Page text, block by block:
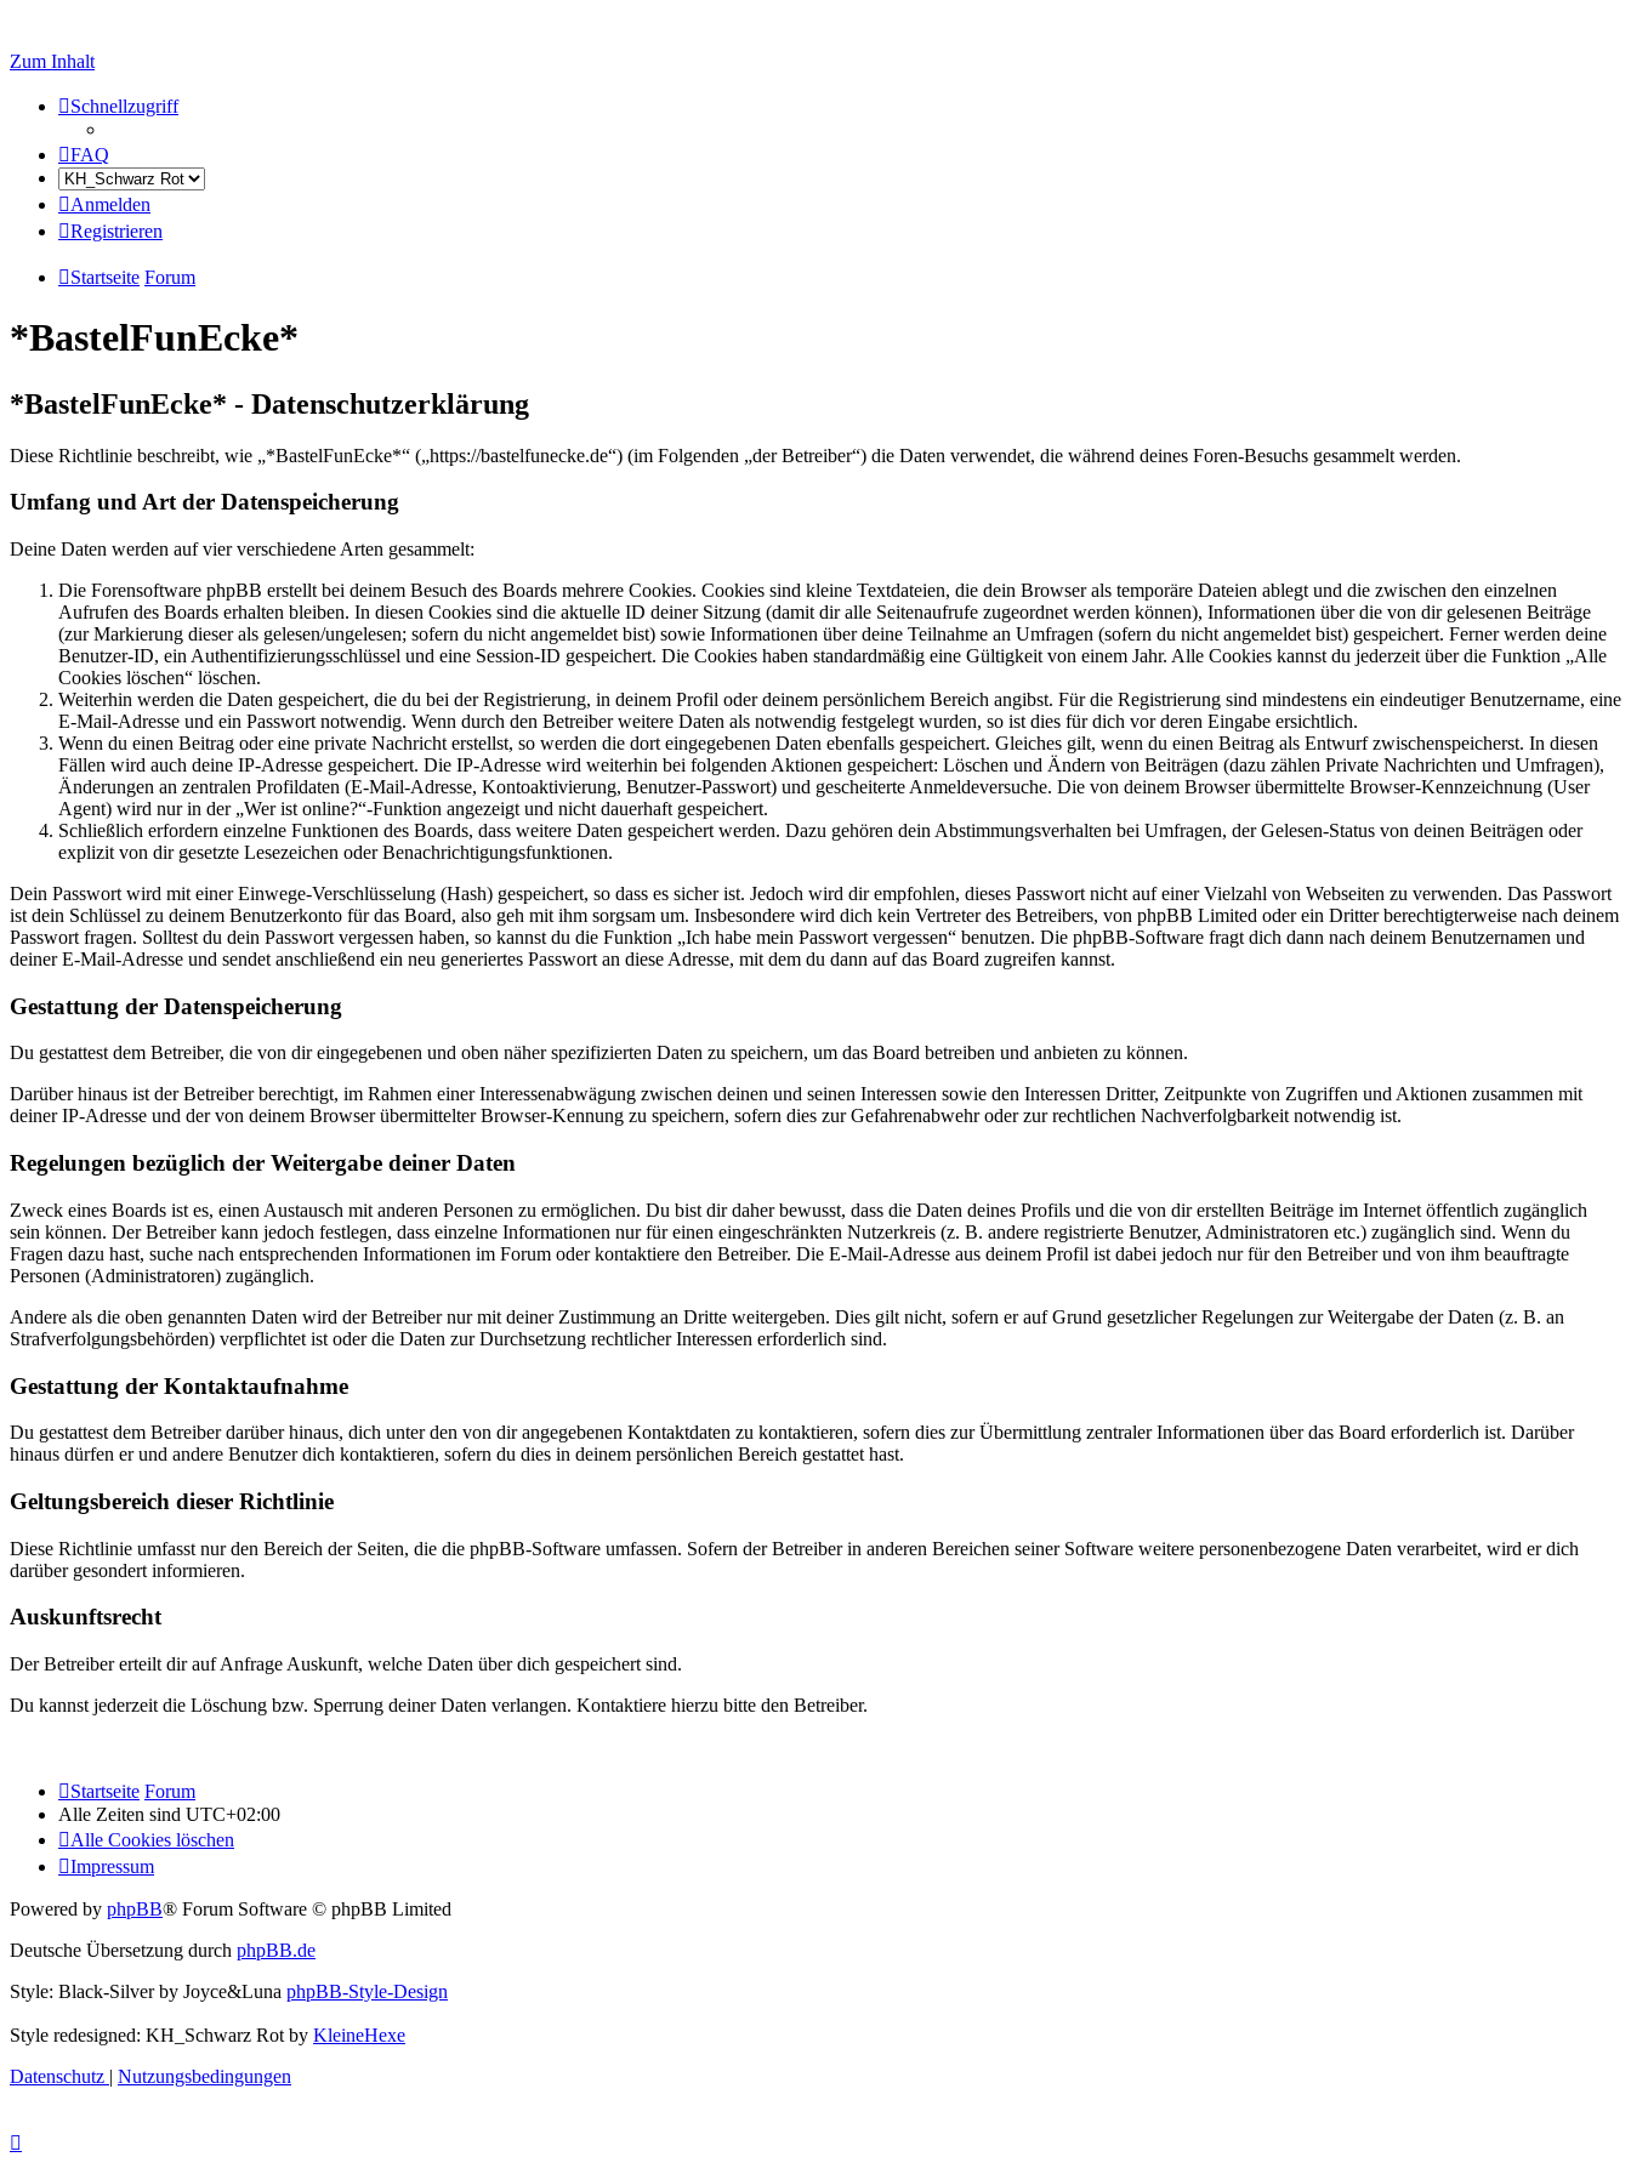
Zum Inhalt
Schnellzugriff
FAQ
Anmelden
Registrieren
Startseite Forum
*BastelFunEcke*
*BastelFunEcke* - Datenschutzerklärung
Diese Richtlinie beschreibt, wie „*BastelFunEcke*“ („https://bastelfunecke.de“) (im Folgenden „der Betreiber“) die Daten verwendet, die während deines Foren-Besuchs gesammelt werden.
Umfang und Art der Datenspeicherung
Deine Daten werden auf vier verschiedene Arten gesammelt:
Die Forensoftware phpBB erstellt bei deinem Besuch des Boards mehrere Cookies. Cookies sind kleine Textdateien, die dein Browser als temporäre Dateien ablegt und die zwischen den einzelnen
Aufrufen des Boards erhalten bleiben. In diesen Cookies sind die aktuelle ID deiner Sitzung (damit dir alle Seitenaufrufe zugeordnet werden können), Informationen über die von dir gelesenen Beiträge
(zur Markierung dieser als gelesen/ungelesen; sofern du nicht angemeldet bist) sowie Informationen über deine Teilnahme an Umfragen (sofern du nicht angemeldet bist) gespeichert. Ferner werden deine
Benutzer-ID, ein Authentifizierungsschlüssel und eine Session-ID gespeichert. Die Cookies haben standardmäßig eine Gültigkeit von einem Jahr. Alle Cookies kannst du jederzeit über die Funktion „Alle
Cookies löschen“ löschen.
Weiterhin werden die Daten gespeichert, die du bei der Registrierung, in deinem Profil oder deinem persönlichem Bereich angibst. Für die Registrierung sind mindestens ein eindeutiger Benutzername, eine
E-Mail-Adresse und ein Passwort notwendig. Wenn durch den Betreiber weitere Daten als notwendig festgelegt wurden, so ist dies für dich vor deren Eingabe ersichtlich.
Wenn du einen Beitrag oder eine private Nachricht erstellst, so werden die dort eingegebenen Daten ebenfalls gespeichert. Gleiches gilt, wenn du einen Beitrag als Entwurf zwischenspeicherst. In diesen
Fällen wird auch deine IP-Adresse gespeichert. Die IP-Adresse wird weiterhin bei folgenden Aktionen gespeichert: Löschen und Ändern von Beiträgen (dazu zählen Private Nachrichten und Umfragen),
Änderungen an zentralen Profildaten (E-Mail-Adresse, Kontoaktivierung, Benutzer-Passwort) und gescheiterte Anmeldeversuche. Die von deinem Browser übermittelte Browser-Kennzeichnung (User
Agent) wird nur in der „Wer ist online?“-Funktion angezeigt und nicht dauerhaft gespeichert.
Schließlich erfordern einzelne Funktionen des Boards, dass weitere Daten gespeichert werden. Dazu gehören dein Abstimmungsverhalten bei Umfragen, der Gelesen-Status von deinen Beiträgen oder
explizit von dir gesetzte Lesezeichen oder Benachrichtigungsfunktionen.
Dein Passwort wird mit einer Einwege-Verschlüsselung (Hash) gespeichert, so dass es sicher ist. Jedoch wird dir empfohlen, dieses Passwort nicht auf einer Vielzahl von Webseiten zu verwenden. Das Passwort
ist dein Schlüssel zu deinem Benutzerkonto für das Board, also geh mit ihm sorgsam um. Insbesondere wird dich kein Vertreter des Betreibers, von phpBB Limited oder ein Dritter berechtigterweise nach deinem
Passwort fragen. Solltest du dein Passwort vergessen haben, so kannst du die Funktion „Ich habe mein Passwort vergessen“ benutzen. Die phpBB-Software fragt dich dann nach deinem Benutzernamen und
deiner E-Mail-Adresse und sendet anschließend ein neu generiertes Passwort an diese Adresse, mit dem du dann auf das Board zugreifen kannst.
Gestattung der Datenspeicherung
Du gestattest dem Betreiber, die von dir eingegebenen und oben näher spezifizierten Daten zu speichern, um das Board betreiben und anbieten zu können.
Darüber hinaus ist der Betreiber berechtigt, im Rahmen einer Interessenabwägung zwischen deinen und seinen Interessen sowie den Interessen Dritter, Zeitpunkte von Zugriffen und Aktionen zusammen mit
deiner IP-Adresse und der von deinem Browser übermittelter Browser-Kennung zu speichern, sofern dies zur Gefahrenabwehr oder zur rechtlichen Nachverfolgbarkeit notwendig ist.
Regelungen bezüglich der Weitergabe deiner Daten
Zweck eines Boards ist es, einen Austausch mit anderen Personen zu ermöglichen. Du bist dir daher bewusst, dass die Daten deines Profils und die von dir erstellten Beiträge im Internet öffentlich zugänglich
sein können. Der Betreiber kann jedoch festlegen, dass einzelne Informationen nur für einen eingeschränkten Nutzerkreis (z. B. andere registrierte Benutzer, Administratoren etc.) zugänglich sind. Wenn du
Fragen dazu hast, suche nach entsprechenden Informationen im Forum oder kontaktiere den Betreiber. Die E-Mail-Adresse aus deinem Profil ist dabei jedoch nur für den Betreiber und von ihm beauftragte
Personen (Administratoren) zugänglich.
Andere als die oben genannten Daten wird der Betreiber nur mit deiner Zustimmung an Dritte weitergeben. Dies gilt nicht, sofern er auf Grund gesetzlicher Regelungen zur Weitergabe der Daten (z. B. an
Strafverfolgungsbehörden) verpflichtet ist oder die Daten zur Durchsetzung rechtlicher Interessen erforderlich sind.
Gestattung der Kontaktaufnahme
Du gestattest dem Betreiber darüber hinaus, dich unter den von dir angegebenen Kontaktdaten zu kontaktieren, sofern dies zur Übermittlung zentraler Informationen über das Board erforderlich ist. Darüber
hinaus dürfen er und andere Benutzer dich kontaktieren, sofern du dies in deinem persönlichen Bereich gestattet hast.
Geltungsbereich dieser Richtlinie
Diese Richtlinie umfasst nur den Bereich der Seiten, die die phpBB-Software umfassen. Sofern der Betreiber in anderen Bereichen seiner Software weitere personenbezogene Daten verarbeitet, wird er dich
darüber gesondert informieren.
Auskunftsrecht
Der Betreiber erteilt dir auf Anfrage Auskunft, welche Daten über dich gespeichert sind.
Du kannst jederzeit die Löschung bzw. Sperrung deiner Daten verlangen. Kontaktiere hierzu bitte den Betreiber.
Startseite Forum
Alle Zeiten sind UTC+02:00
Alle Cookies löschen
Impressum
Powered by phpBB® Forum Software © phpBB Limited
Deutsche Übersetzung durch phpBB.de
Style: Black-Silver by Joyce&Luna phpBB-Style-Design
Style redesigned: KH_Schwarz Rot by KleineHexe
Datenschutz | Nutzungsbedingungen